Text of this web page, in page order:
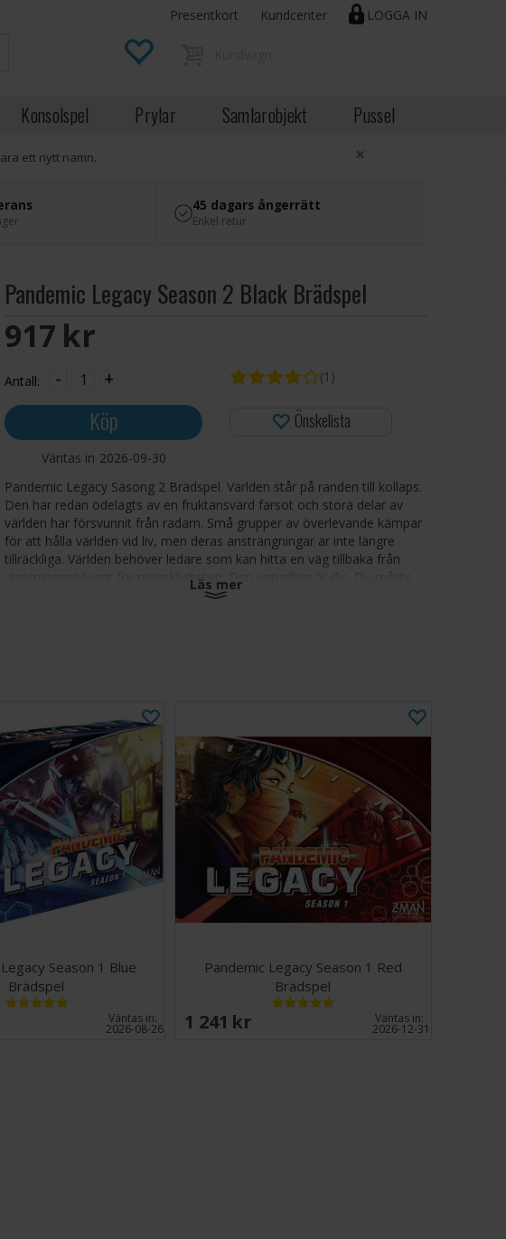
LOGGA IN
Presentkort Kundcenter
Konsolspel Prylar Samlarobjekt Pussel
ett nytt namn. ×
45 dagars ångerrätt
Enkel retur
Pandemic Legacy Season 2 Black Brädspel
917 SEK
Antall: - +
Köp
Väntas in 2026-09-30
(1)
Önskelista
Pandemic Legacy Säsong 2 Brädspel. Världen står på randen till kollaps.
Den har redan ödelagts av en fruktansvärd farsot och stora delar av
världen har försvunnit från radarn. Små grupper av överlevande kämpar
för att hålla världen vid liv, men deras ansträngningar är inte längre
tillräckliga. Världen behöver ledare som kan hitta en väg tillbaka från
utrotningens brant för mänskligheten. Den uppgiften är din. Du måste
hitta ett sätt, annars kommer ingen att klara det. Du är mänsklighetens
kända städerna har bevarats, tillhandahållet av så kallade "Havens" -
isolerade, flytande stationer på havet, långt från pestens grepp. Tre
generationer av överlevande har kallat Haven för sitt hem, och de flesta
har aldrig satt sin fot på fastlandet. Men resurserna sinar och folket har
vänt sig till dig för att leda dem. Det är upp till dig att rädda de
återstående städerna och stoppa världen från att gå under för gott.
Under ett år (12 spelomgångar) kommer du och ditt team att söka efter
svar på den fruktansvärda pesten, samtidigt som ni fortsätter att
försörja ert nätverk. Dina handlingar kommer, som i alla Legacy-spel,
att överföras till framtida sessioner, och dina val kommer för alltid att
förändra din spelvärld. Städer reser sig och faller, dina karaktärer lär sig
grupps unika resa genom en postapokalyptisk värld.
Black Edition och Yellow Edition har olika kartonger - själva innehållet är
Läs mer
Season 1 Blue
Brädspel
Väntas in:
2026-08-26
Pandemic Legacy Season 1 Red
Brädspel
1 241 SEK Väntas in:
2026-12-31